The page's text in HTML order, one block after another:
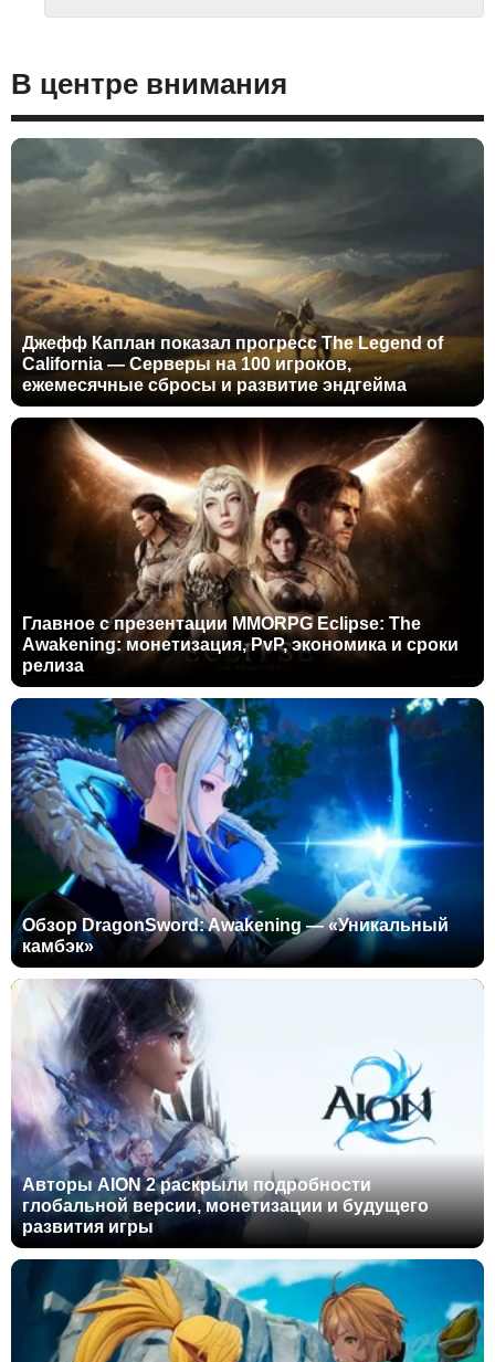
В центре внимания
Джефф Каплан показал прогресс The Legend of
California — Серверы на 100 игроков,
ежемесячные сбросы и развитие эндгейма
Главное с презентации MMORPG Eclipse: The
Awakening: монетизация, PvP, экономика и сроки
релиза
Обзор DragonSword: Awakening — «Уникальный
камбэк»
Авторы AION 2 раскрыли подробности
глобальной версии, монетизации и будущего
развития игры